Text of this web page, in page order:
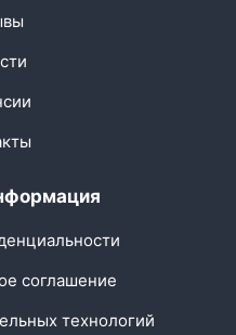
соглашение
технологий